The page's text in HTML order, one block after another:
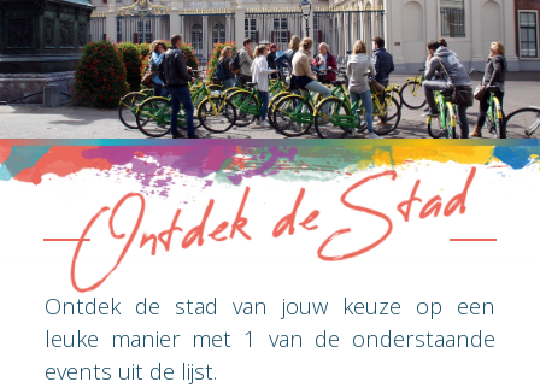
Ontdek de Stad
Ontdek de Stad
Ontdek de stad van jouw keuze op een
leuke manier met 1 van de onderstaande
events uit de lijst.